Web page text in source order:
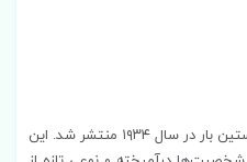
"ترکه مرد" رمانی پلیسی و درخشان از داشیل همت، نویسنده‌ی برجسته‌ی آمریکایی است که نخستین بار در سال ۱۹۳۴ منتشر شد. این